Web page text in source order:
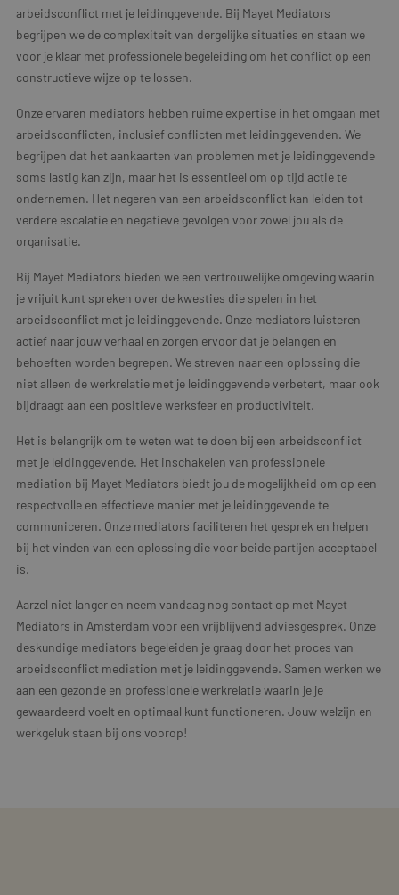
arbeidsconflict met je leidinggevende. Bij Mayet Mediators
begrijpen we de complexiteit van dergelijke situaties en staan we
voor je klaar met professionele begeleiding om het conflict op een
constructieve wijze op te lossen.
Onze ervaren mediators hebben ruime expertise in het omgaan met
arbeidsconflicten, inclusief conflicten met leidinggevenden. We
begrijpen dat het aankaarten van problemen met je leidinggevende
soms lastig kan zijn, maar het is essentieel om op tijd actie te
ondernemen. Het negeren van een arbeidsconflict kan leiden tot
verdere escalatie en negatieve gevolgen voor zowel jou als de
organisatie.
Bij Mayet Mediators bieden we een vertrouwelijke omgeving waarin
je vrijuit kunt spreken over de kwesties die spelen in het
arbeidsconflict met je leidinggevende. Onze mediators luisteren
actief naar jouw verhaal en zorgen ervoor dat je belangen en
behoeften worden begrepen. We streven naar een oplossing die
niet alleen de werkrelatie met je leidinggevende verbetert, maar ook
bijdraagt aan een positieve werksfeer en productiviteit.
Het is belangrijk om te weten wat te doen bij een arbeidsconflict
met je leidinggevende. Het inschakelen van professionele
mediation bij Mayet Mediators biedt jou de mogelijkheid om op een
respectvolle en effectieve manier met je leidinggevende te
communiceren. Onze mediators faciliteren het gesprek en helpen
bij het vinden van een oplossing die voor beide partijen acceptabel
is.
Aarzel niet langer en neem vandaag nog contact op met Mayet
Mediators in Amsterdam voor een vrijblijvend adviesgesprek. Onze
deskundige mediators begeleiden je graag door het proces van
arbeidsconflict mediation met je leidinggevende. Samen werken we
aan een gezonde en professionele werkrelatie waarin je je
gewaardeerd voelt en optimaal kunt functioneren. Jouw welzijn en
werkgeluk staan bij ons voorop!